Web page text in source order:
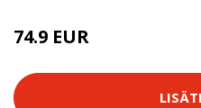
74.9 EUR